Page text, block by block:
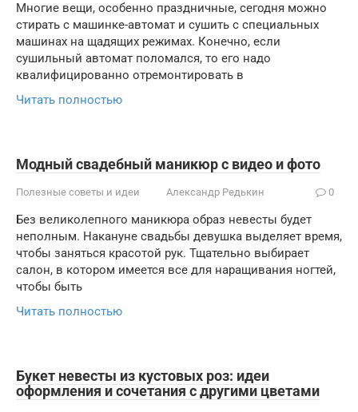
Многие вещи, особенно праздничные, сегодня можно
стирать с машинке-автомат и сушить с специальных
машинах на щадящих режимах. Конечно, если
сушильный автомат поломался, то его надо
квалифицированно отремонтировать в
Читать полностью
Модный свадебный маникюр с видео и фото
Полезные советы и идеи Александр Редькин 0
Без великолепного маникюра образ невесты будет
неполным. Накануне свадьбы девушка выделяет время,
чтобы заняться красотой рук. Тщательно выбирает
салон, в котором имеется все для наращивания ногтей,
чтобы быть
Читать полностью
Букет невесты из кустовых роз: идеи
оформления и сочетания с другими цветами